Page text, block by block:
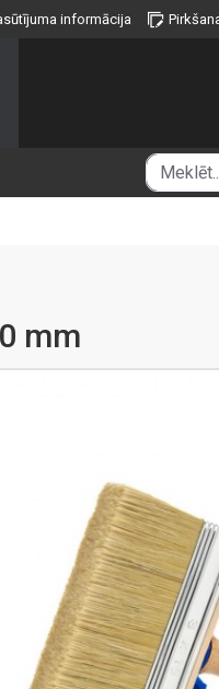
informācija
mm